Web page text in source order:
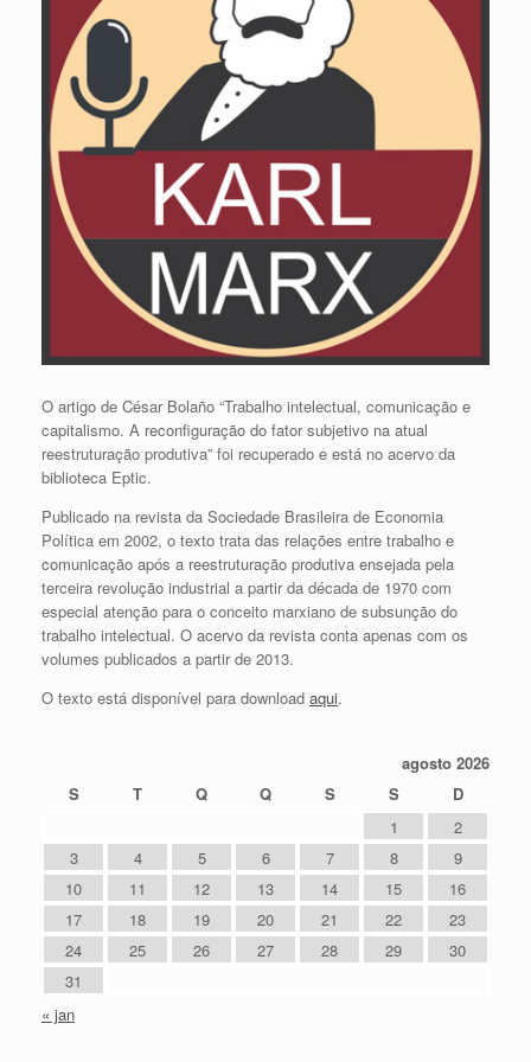
O artigo de César Bolaño “Trabalho intelectual, comunicação e
capitalismo. A reconfiguração do fator subjetivo na atual
reestruturação produtiva” foi recuperado e está no acervo da
biblioteca Eptic.
Publicado na revista da Sociedade Brasileira de Economia
Política em 2002, o texto trata das relações entre trabalho e
comunicação após a reestruturação produtiva ensejada pela
terceira revolução industrial a partir da década de 1970 com
especial atenção para o conceito marxiano de subsunção do
trabalho intelectual. O acervo da revista conta apenas com os
volumes publicados a partir de 2013.
O texto está disponível para download aqui.
agosto 2026
S
T Q Q S S
D
1
2
3
4 5 6 7 8
9
10
11 12 13 14 15
16
17
18 19 20 21 22
23
24
25 26 27 28 29
30
31
« jan